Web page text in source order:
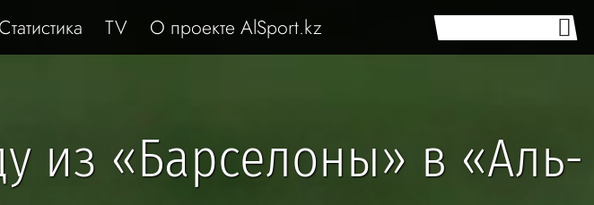
Статистика TV О проекте AlSport.kz
из «Барселоны» в «Аль-